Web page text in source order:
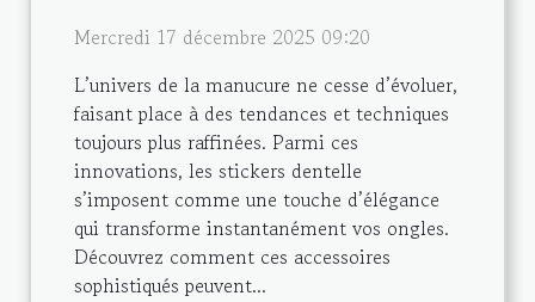
Mercredi 17 décembre 2025 09:20
L’univers de la manucure ne cesse d’évoluer,
faisant place à des tendances et techniques
toujours plus raffinées. Parmi ces
innovations, les stickers dentelle
s’imposent comme une touche d’élégance
qui transforme instantanément vos ongles.
Découvrez comment ces accessoires
sophistiqués peuvent...